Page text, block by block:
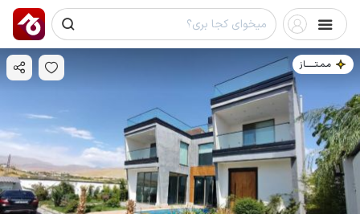
مـمـتــــــاز